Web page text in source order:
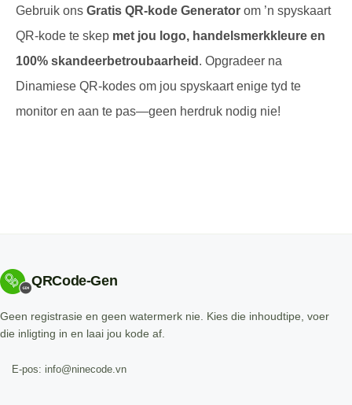
Gebruik ons Gratis QR-kode Generator om ’n spyskaart
QR-kode te skep met jou logo, handelsmerkkleure en
100% skandeerbetroubaarheid . Opgradeer na
Dinamiese QR-kodes om jou spyskaart enige tyd te
monitor en aan te pas—geen herdruk nodig nie!
QRCode-Gen
Geen registrasie en geen watermerk nie. Kies die inhoudtipe, voer
die inligting in en laai jou kode af.
E-pos: info@ninecode.vn